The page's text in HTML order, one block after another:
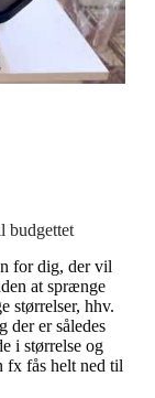
budgettet
for dig, der vil
at sprænge
størrelser, hhv.
der er således
i størrelse og
fx fås helt ned til